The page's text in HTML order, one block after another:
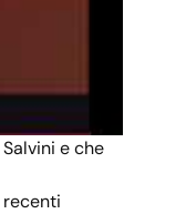
e che
recenti